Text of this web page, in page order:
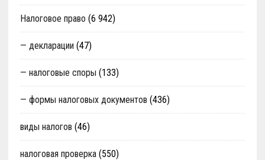
Налоговое право (6 942)
— декларации (47)
— налоговые споры (133)
— формы налоговых документов (436)
виды налогов (46)
налоговая проверка(550)